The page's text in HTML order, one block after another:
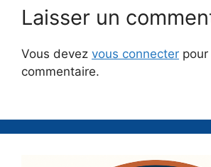
Laisser un
Vous devez vous connecter
commentaire.